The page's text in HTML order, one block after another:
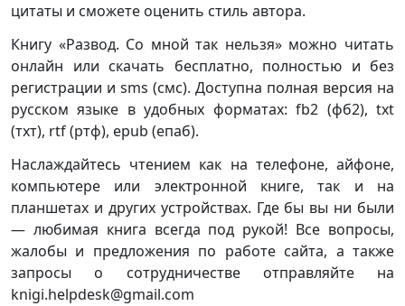
цитаты и сможете оценить стиль автора.
Книгу «Развод. Со мной так нельзя» можно читать
онлайн или скачать бесплатно, полностью и без
регистрации и sms (смс). Доступна полная версия на
русском языке в удобных форматах: fb2 (фб2), txt
(тхт), rtf (ртф), epub (епаб).
Наслаждайтесь чтением как на телефоне, айфоне,
компьютере или электронной книге, так и на
планшетах и других устройствах. Где бы вы ни были
— любимая книга всегда под рукой! Все вопросы,
жалобы и предложения по работе сайта, а также
запросы о сотрудничестве отправляйте на
knigi.helpdesk@gmail.com